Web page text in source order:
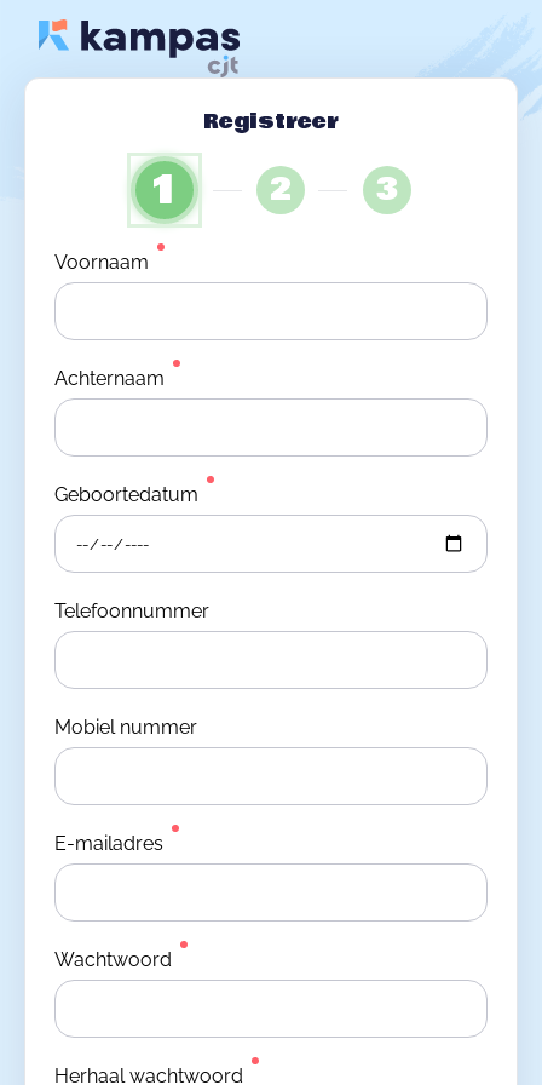
Registreer
1 2 3
Voornaam
Achternaam
Geboortedatum
Telefoonnummer
Mobiel nummer
E-mailadres
Wachtwoord
Herhaal wachtwoord